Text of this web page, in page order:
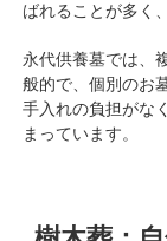
ばれることが多く
永代供養墓では、
般的で、個別のお
手入れの負担がな
まっています。